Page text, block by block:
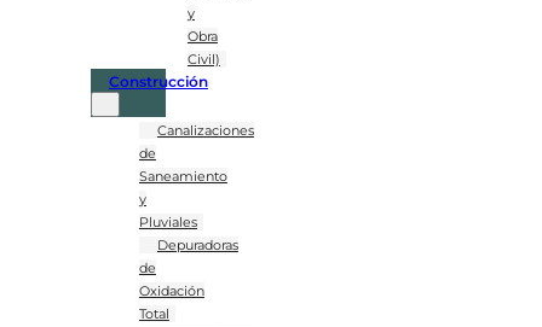
y
Obra
Civil)
Construcción
Canalizaciones
de
Saneamiento
y
Pluviales
Depuradoras
de
Oxidación
Total